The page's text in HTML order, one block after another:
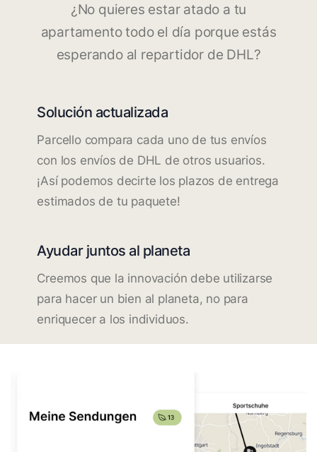
¿No quieres estar atado a tu
apartamento todo el día porque estás
esperando al repartidor de DHL?
Solución actualizada
Parcello compara cada uno de tus envíos
con los envíos de DHL de otros usuarios.
¡Así podemos decirte los plazos de entrega
estimados de tu paquete!
Ayudar juntos al planeta
Creemos que la innovación debe utilizarse
para hacer un bien al planeta, no para
enriquecer a los individuos.